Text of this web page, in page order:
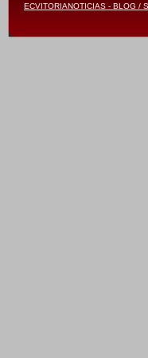
ECVITORIANOTICIAS - BLOG /